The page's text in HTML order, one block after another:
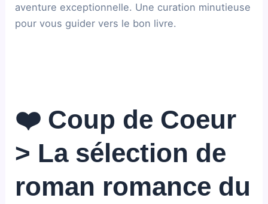
aventure exceptionnelle. Une curation minutieuse
pour vous guider vers le bon livre.
❤️ Coup de Coeur
> La sélection de
roman romance du